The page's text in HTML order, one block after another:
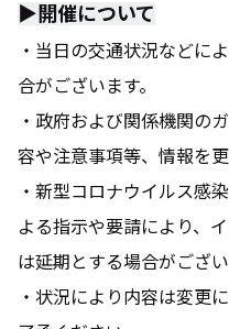
▶️開催について
・当日の交通状況などに
合がございます。
・政府および関係機関の
容や注意事項等、情報を
・新型コロナウイルス感
よる指示や要請により、
は延期とする場合がござ
・状況により内容は変更